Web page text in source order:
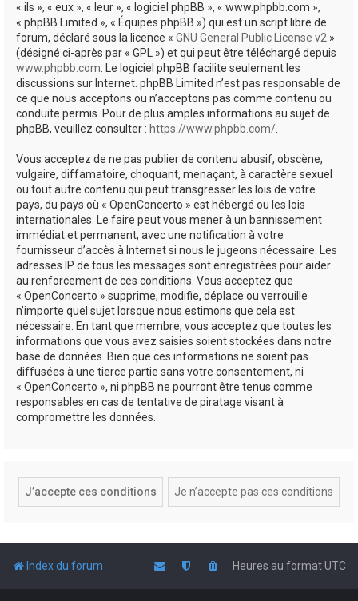
« ils », « eux », « leur », « logiciel phpBB », « www.phpbb.com »,
« phpBB Limited », « Équipes phpBB ») qui est un script libre de
forum, déclaré sous la licence « GNU General Public License v2 »
(désigné ci-après par « GPL ») et qui peut être téléchargé depuis
www.phpbb.com. Le logiciel phpBB facilite seulement les
discussions sur Internet. phpBB Limited n’est pas responsable de
ce que nous acceptons ou n’acceptons pas comme contenu ou
conduite permis. Pour de plus amples informations au sujet de
phpBB, veuillez consulter : https://www.phpbb.com/.
Vous acceptez de ne pas publier de contenu abusif, obscène,
vulgaire, diffamatoire, choquant, menaçant, à caractère sexuel
ou tout autre contenu qui peut transgresser les lois de votre
pays, du pays où « OpenConcerto » est hébergé ou les lois
internationales. Le faire peut vous mener à un bannissement
immédiat et permanent, avec une notification à votre
fournisseur d’accès à Internet si nous le jugeons nécessaire. Les
adresses IP de tous les messages sont enregistrées pour aider
au renforcement de ces conditions. Vous acceptez que
« OpenConcerto » supprime, modifie, déplace ou verrouille
n’importe quel sujet lorsque nous estimons que cela est
nécessaire. En tant que membre, vous acceptez que toutes les
informations que vous avez saisies soient stockées dans notre
base de données. Bien que ces informations ne soient pas
diffusées à une tierce partie sans votre consentement, ni
« OpenConcerto », ni phpBB ne pourront être tenus comme
responsables en cas de tentative de piratage visant à
compromettre les données.
Index du forum Heures au formatUTC